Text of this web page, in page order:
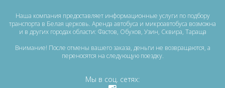
Наша компания предоставляет информационные услуги по подбору
транспорта в Белая церковь. Аренда автобуса и микроавтобуса возможна
и в других городах области: Фастов, Обухов, Узин, Сквира, Тараща
Внимание! После отмены вашего заказа, деньги не возвращаются, а
переносятся на следующую поездку.
Мы в соц. сетях